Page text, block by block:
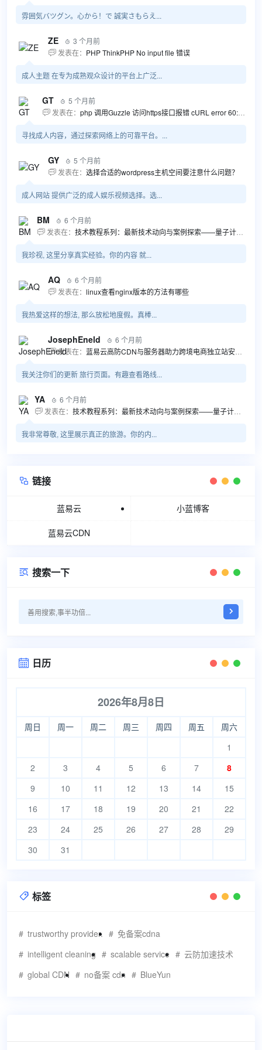
雰囲気バツグン。心から！で 誠実さもらえ...
ZE  3 个月前
 发表在： PHP ThinkPHP No input file 错误
成人主题 在专为成熟观众设计的平台上广泛...
GT  5 个月前
 发表在： php 调用Guzzle 访问https接口报错 cURL error 60: SSL certificate problem...
寻找成人内容，通过探索网络上的可靠平台。...
GY  5 个月前
 发表在： 选择合适的wordpress主机空间要注意什么问题？
成人网站 提供广泛的成人娱乐视频选择。选...
BM  6 个月前
 发表在： 技术教程系列：最新技术动向与案例探索——量子计算商业应用揭秘 该教程将深入探索最新技术动态，重点关注量子计算技术在商业领域的应用，结合具体案例阐述其背景、起因、经过和结果。同时，强调技术文档和运维文档的重要性，揭示它们在新技术发展和行业标准...
我珍视, 这里分享真实经验。你的内容 就...
AQ  6 个月前
 发表在： linux查看nginx版本的方法有哪些
我热爱这样的想法, 那么放松地度假。真棒...
JosephEneld  6 个月前
 发表在： 蓝易云高防CDN与服务器助力跨境电商独立站安全高效发展
我关注你们的更新 旅行页面。有趣查看路线...
YA  6 个月前
 发表在： 技术教程系列：最新技术动向与案例探索——量子计算商业应用揭秘 该教程将深入探索最新技术动态，重点关注量子计算技术在商业领域的应用，结合具体案例阐述其背景、起因、经过和结果。同时，强调技术文档和运维文档的重要性，揭示它们在新技术发展和行业标准...
我非常尊敬, 这里展示真正的旅游。你的内...
 链接
蓝易云 小蓝博客
蓝易云CDN
 搜索一下
 日历
2026年8月8日
周日 周一 周二 周三 周四 周五
周六
1
2
3 4 5 6 7
8
9
10 11 12 13 14
15
16
17 18 19 20 21
22
23
24 25 26 27 28
29
30
31
 标签
trustworthy provider.
免备案cdna
intelligent cleaning
scalable service
云防加速技术
global CDN
no备案 cdn BlueYun